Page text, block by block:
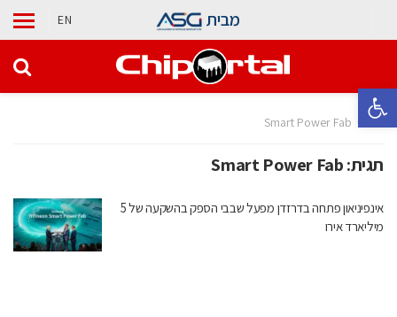
פתח סרגל נגישות
מבית EN
בית Smart Power Fab
תגית:Smart Power Fab
אינפיניאון פתחה בדרזדן מפעל שבבי הספק בהשקעה של 5
מיליארד אירו